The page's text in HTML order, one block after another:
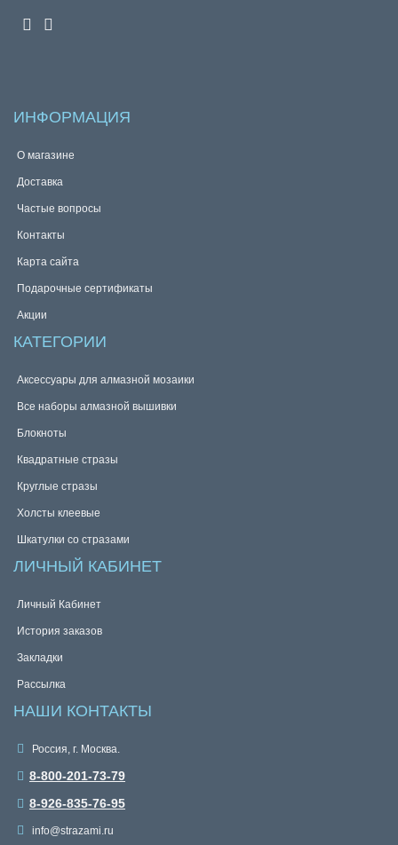
ИНФОРМАЦИЯ
О магазине
Доставка
Частые вопросы
Контакты
Карта сайта
Подарочные сертификаты
Акции
КАТЕГОРИИ
Аксессуары для алмазной мозаики
Все наборы алмазной вышивки
Блокноты
Квадратные стразы
Круглые стразы
Холсты клеевые
Шкатулки со стразами
ЛИЧНЫЙ КАБИНЕТ
Личный Кабинет
История заказов
Закладки
Рассылка
НАШИ КОНТАКТЫ
Россия, г. Москва.
8-800-201-73-79
8-926-835-76-95
info@strazami.ru